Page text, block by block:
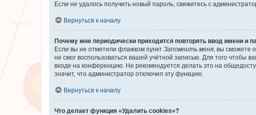
Если не удалось получить новый пароль, свяжитесь с
Вернуться к началу
Почему мне периодически приходится повторять ввод имени и
Если вы не отметили флажком пункт Запомнить меня, вы сможете
не смог воспользоваться вашей учётной записью. Для того чтобы
входе на конференцию. Не рекомендуется делать это на
значит, что администратор отключил эту функцию.
Вернуться к началу
Что делает функция «Удалить cookies»?